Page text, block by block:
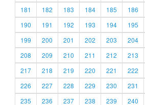
181
182 183 184 185 186
190
191 192 193 194 195
199
200 201 202 203 204
208
209 210 211 212 213
217
218 219 220 221 222
226
227 228 229 230 231
235
236 237 238 239 240